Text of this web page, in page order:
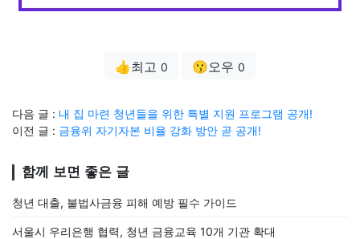
👍최고 0 😗오우 0
다음 글 : 내 집 마련 청년들을 위한 특별 지원 프로그램 공개!
이전 글 : 금융위 자기자본 비율 강화 방안 곧 공개!
함께 보면 좋은 글
청년 대출, 불법사금융 피해 예방 필수 가이드
서울시 우리은행 협력, 청년 금융교육 10개 기관 확대